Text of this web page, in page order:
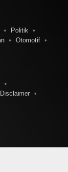
Politik
Otomotif
Disclaimer